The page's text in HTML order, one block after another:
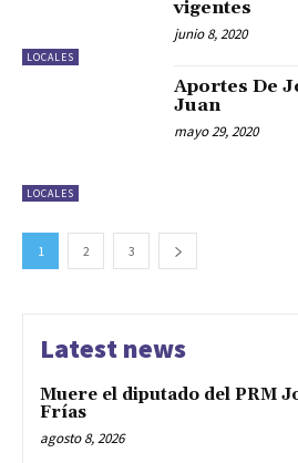
LOCALES
vigentes
junio 8, 2020
LOCALES
Aportes De
Juan
mayo 29, 2020
1 2 3
Latest news
Muere el diputado del PRM
Frías
agosto 8, 2026